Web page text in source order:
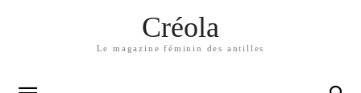
Créola
Le magazine féminin des antilles